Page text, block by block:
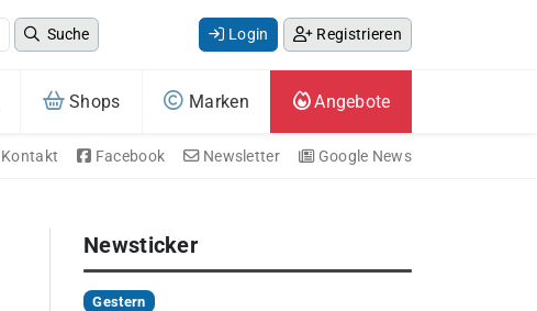
Suche Login Registrieren
Shops Marken Angebote
Kontakt Facebook Newsletter Google News
Newsticker
Gestern